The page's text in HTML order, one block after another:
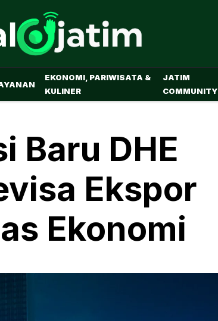
EKONOMI, PARIWISATA &
KULINER
JATIM
COMMUNITY
Baru DHE
Ekspor
Ekonomi